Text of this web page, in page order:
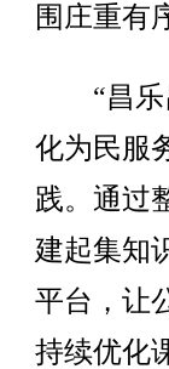
围庄重有
“昌乐昌
化为民服
践。通过
建起集知
平台，让
持续优化